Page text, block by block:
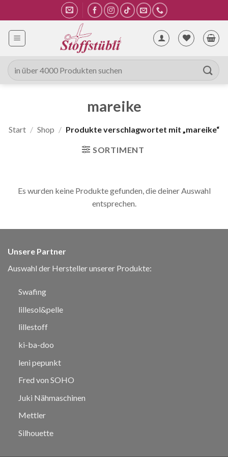
Inhalt
springen
Suche
nach:
mareike
Start / Shop / Produkte verschlagwortet mit „mareike“
SORTIMENT
Es wurden keine Produkte gefunden, die deiner Auswahl
entsprechen.
Unsere Partner
Auswahl der Hersteller unserer Produkte:
Swafing
lillesol&pelle
lillestoff
ki-ba-doo
leni pepunkt
Fred von SOHO
Juki Nähmaschinen
Mettler
Silhouette